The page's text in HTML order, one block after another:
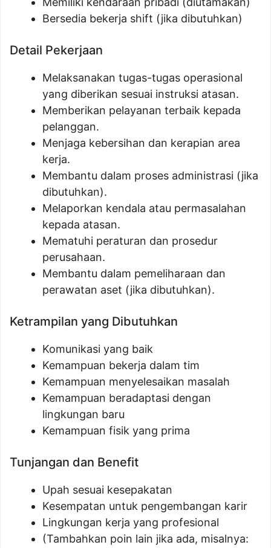
Bersedia bekerja shift (jika dibutuhkan)
Detail Pekerjaan
Melaksanakan tugas-tugas operasional
yang diberikan sesuai instruksi atasan.
Memberikan pelayanan terbaik kepada
pelanggan.
Menjaga kebersihan dan kerapian area
kerja.
Membantu dalam proses administrasi (jika
dibutuhkan).
Melaporkan kendala atau permasalahan
kepada atasan.
Mematuhi peraturan dan prosedur
perusahaan.
Membantu dalam pemeliharaan dan
perawatan aset (jika dibutuhkan).
Ketrampilan yang Dibutuhkan
Komunikasi yang baik
Kemampuan bekerja dalam tim
Kemampuan menyelesaikan masalah
Kemampuan beradaptasi dengan
lingkungan baru
Kemampuan fisik yang prima
Tunjangan dan Benefit
Upah sesuai kesepakatan
Kesempatan untuk pengembangan karir
Lingkungan kerja yang profesional
(Tambahkan poin lain jika ada, misalnya: